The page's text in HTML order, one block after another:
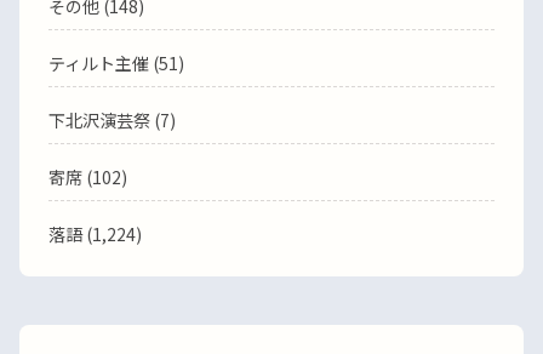
その他 (148)
ティルト主催 (51)
下北沢演芸祭 (7)
寄席 (102)
落語(1,224)